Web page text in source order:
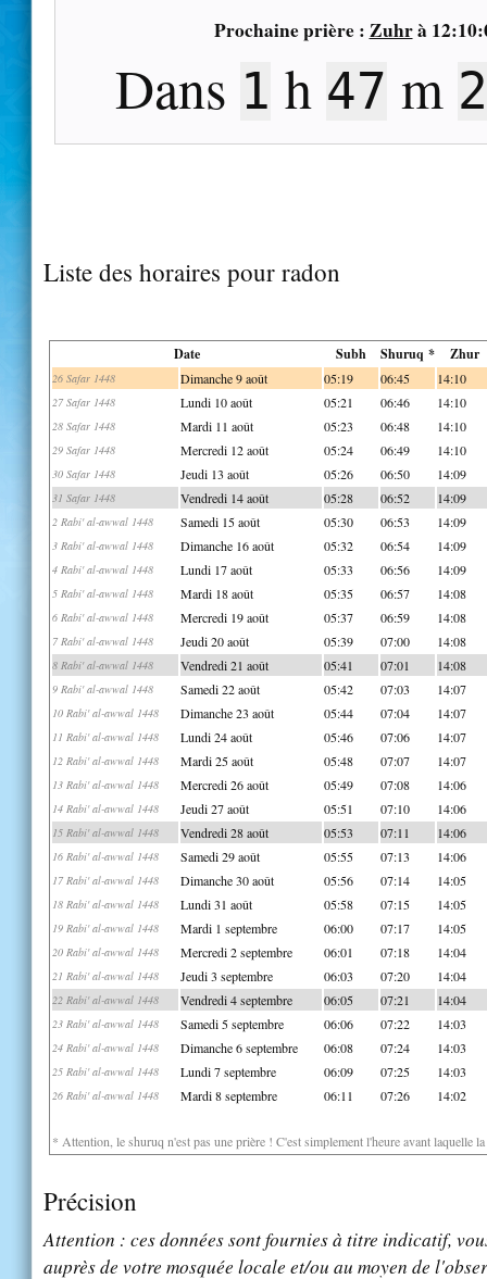
Prochaine prière : Zuhrà
Dans 1 h 47 m
Liste des horaires pour radon
Date Subh Shuruq * Zhur
26 Safar 1448 Dimanche 9 août 05:19 06:45 14:10
27 Safar 1448 Lundi 10 août 05:21 06:46 14:10
28 Safar 1448 Mardi 11 août 05:23 06:48 14:10
29 Safar 1448 Mercredi 12 août 05:24 06:49 14:10
30 Safar 1448 Jeudi 13 août 05:26 06:50 14:09
31 Safar 1448 Vendredi 14 août 05:28 06:52 14:09
2 Rabi' al-awwal 1448 Samedi 15 août 05:30 06:53 14:09
3 Rabi' al-awwal 1448 Dimanche 16 août 05:32 06:54 14:09
4 Rabi' al-awwal 1448 Lundi 17 août 05:33 06:56 14:09
5 Rabi' al-awwal 1448 Mardi 18 août 05:35 06:57 14:08
6 Rabi' al-awwal 1448 Mercredi 19 août 05:37 06:59 14:08
7 Rabi' al-awwal 1448 Jeudi 20 août 05:39 07:00 14:08
8 Rabi' al-awwal 1448 Vendredi 21 août 05:41 07:01 14:08
9 Rabi' al-awwal 1448 Samedi 22 août 05:42 07:03 14:07
10 Rabi' al-awwal 1448 Dimanche 23 août 05:44 07:04 14:07
11 Rabi' al-awwal 1448 Lundi 24 août 05:46 07:06 14:07
12 Rabi' al-awwal 1448 Mardi 25 août 05:48 07:07 14:07
13 Rabi' al-awwal 1448 Mercredi 26 août 05:49 07:08 14:06
14 Rabi' al-awwal 1448 Jeudi 27 août 05:51 07:10 14:06
15 Rabi' al-awwal 1448 Vendredi 28 août 05:53 07:11 14:06
16 Rabi' al-awwal 1448 Samedi 29 août 05:55 07:13 14:06
17 Rabi' al-awwal 1448 Dimanche 30 août 05:56 07:14 14:05
18 Rabi' al-awwal 1448 Lundi 31 août 05:58 07:15 14:05
19 Rabi' al-awwal 1448 Mardi 1 septembre 06:00 07:17 14:05
20 Rabi' al-awwal 1448 Mercredi 2 septembre 06:01 07:18 14:04
21 Rabi' al-awwal 1448 Jeudi 3 septembre 06:03 07:20 14:04
22 Rabi' al-awwal 1448 Vendredi 4 septembre 06:05 07:21 14:04
23 Rabi' al-awwal 1448 Samedi 5 septembre 06:06 07:22 14:03
24 Rabi' al-awwal 1448 Dimanche 6 septembre 06:08 07:24 14:03
25 Rabi' al-awwal 1448 Lundi 7 septembre 06:09 07:25 14:03
26 Rabi' al-awwal 1448 Mardi 8 septembre 06:11 07:26 14:02
* Attention, le shuruq n'est pas une prière ! C'est simplement l'heure avant laquelle
Précision
Attention : ces données sont fournies à titre indicatif,
auprès de votre mosquée locale et/ou au moyen de